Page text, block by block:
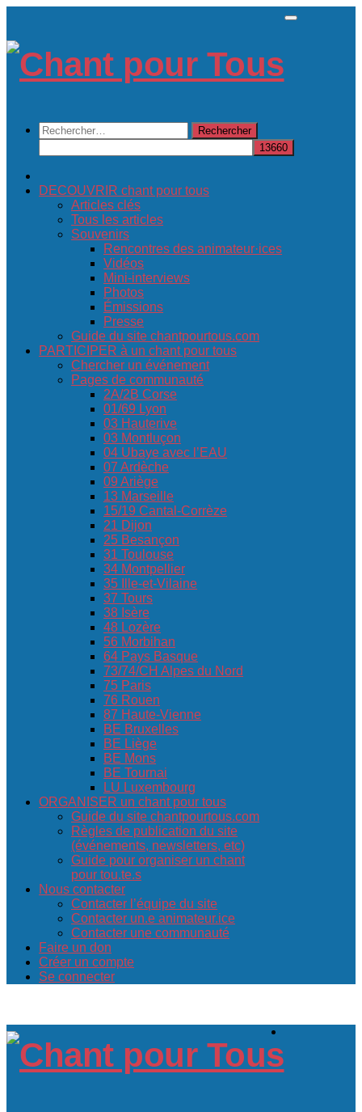
content
Rechercher :
DECOUVRIR chant pour tous
Articles clés
Tous les articles
Souvenirs
Rencontres des animateur·ices
Vidéos
Mini-interviews
Photos
Émissions
Presse
Guide du site chantpourtous.com
PARTICIPER à un chant pour tous
Chercher un événement
Pages de communauté
2A/2B Corse
01/69 Lyon
03 Hauterive
03 Montluçon
04 Ubaye avec l’EAU
07 Ardèche
09 Ariège
13 Marseille
15/19 Cantal-Corrèze
21 Dijon
25 Besançon
31 Toulouse
34 Montpellier
35 Ille-et-Vilaine
37 Tours
38 Isère
48 Lozère
56 Morbihan
64 Pays Basque
73/74/CH Alpes du Nord
75 Paris
76 Rouen
87 Haute-Vienne
BE Bruxelles
BE Liège
BE Mons
BE Tournai
LU Luxembourg
ORGANISER un chant pour tous
Guide du site chantpourtous.com
Règles de publication du site
(événements, newsletters, etc)
Guide pour organiser un chant
pour tou.te.s
Nous contacter
Contacter l’équipe du site
Contacter un.e animateur.ice
Contacter une communauté
Faire un don
Créer un compte
Se connecter